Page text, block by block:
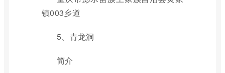
镇003乡道
5、青龙洞
简介